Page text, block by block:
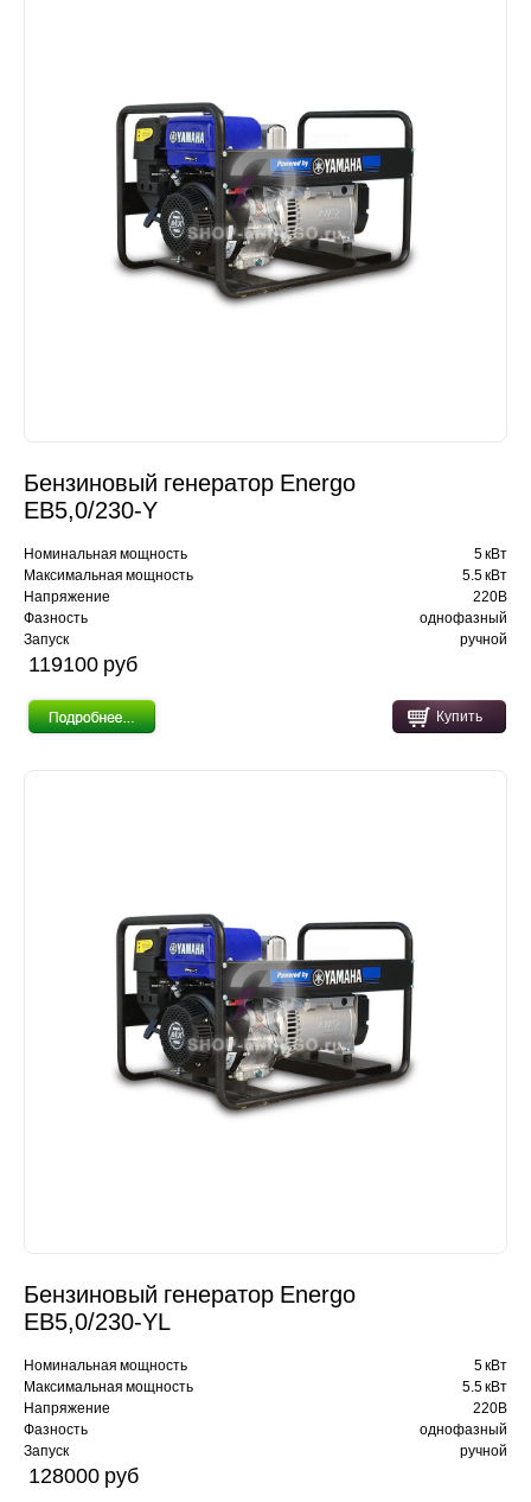
Бензиновый генератор Energo
EB5,0/230-Y
Номинальная мощность
5 кВт
Максимальная мощность
5.5 кВт
Напряжение
220В
Фазность
однофазный
Запуск
ручной
119100 pуб
Купить
Бензиновый генератор Energo
EB5,0/230-YL
Номинальная мощность
5 кВт
Максимальная мощность
5.5 кВт
Напряжение
220В
Фазность
однофазный
Запуск
ручной
128000 pуб